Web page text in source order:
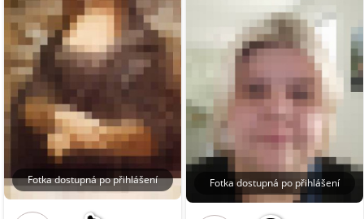
Fotka dostupná po přihlášení Fotka dostupná po přihlášení